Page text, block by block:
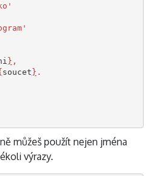
} ,
soucet} .
můžeš použít nejen jména
výrazy.